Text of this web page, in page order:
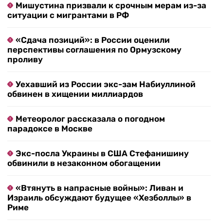
Мишустина призвали к срочным мерам из-за
ситуации с мигрантами в РФ
«Сдача позиций»: в России оценили
перспективы соглашения по Ормузскому
проливу
Уехавший из России экс-зам Набиуллиной
обвинен в хищении миллиардов
Метеоролог рассказала о погодном
парадоксе в Москве
Экс-посла Украины в США Стефанишину
обвинили в незаконном обогащении
«Втянуть в напрасные войны»: Ливан и
Израиль обсуждают будущее «Хезболлы» в
Риме